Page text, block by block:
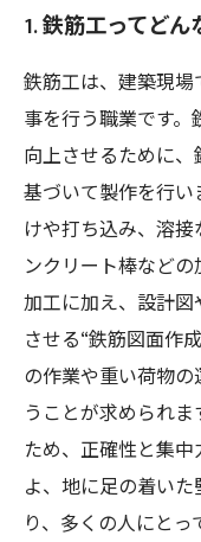
1. 鉄筋工ってどん
鉄筋工は、建築現
事を行う職業です
向上させるために
基づいて製作を行
けや打ち込み、溶
ンクリート棒など
加工に加え、設計
させる“鉄筋図面作
の作業や重い荷物
うことが求められ
ため、正確性と集
よ、地に足の着い
り、多くの人にと